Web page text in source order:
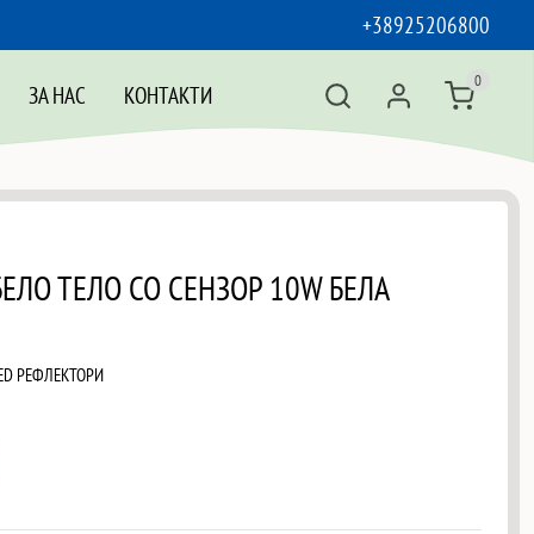
+38925206800
ЗА НАС КОНТАКТИ 0
ТЕЛО СО СЕНЗОР 10W БЕЛА
РЕФЛЕКТОРИ